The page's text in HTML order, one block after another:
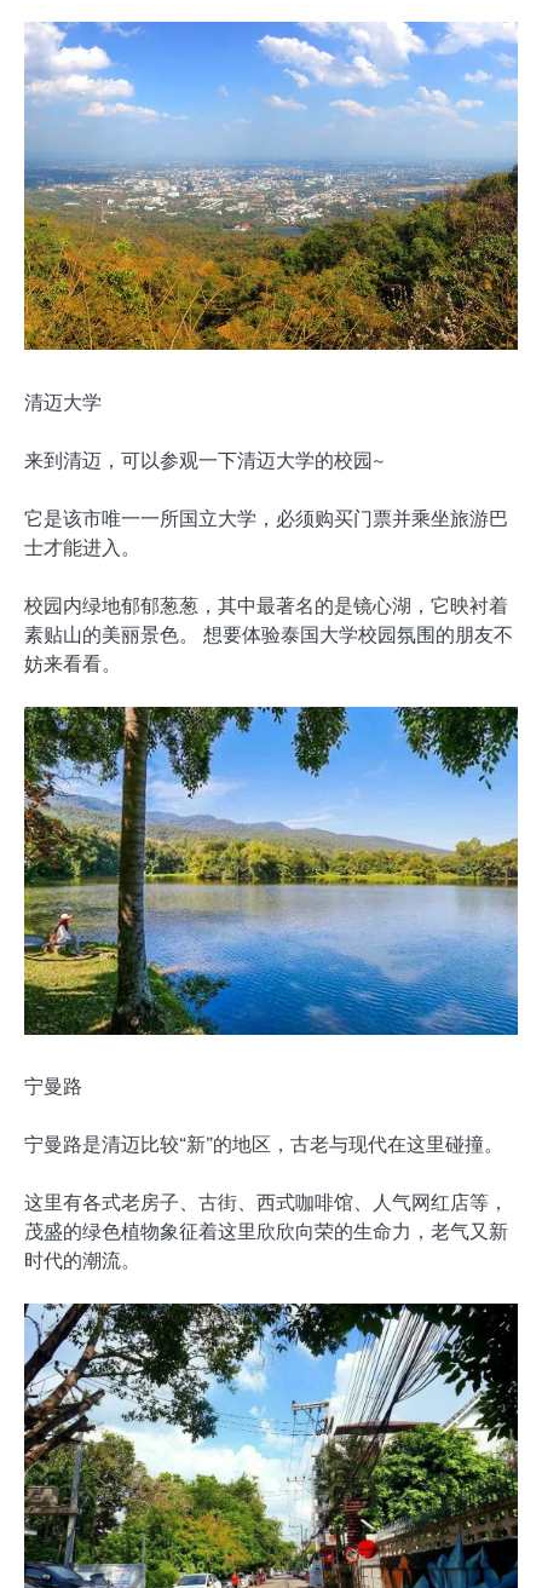
清迈大学
来到清迈，可以参观一下清迈大学的校园~
它是该市唯一一所国立大学，必须购买门票并乘坐旅游巴
士才能进入。
校园内绿地郁郁葱葱，其中最著名的是镜心湖，它映衬着
素贴山的美丽景色。 想要体验泰国大学校园氛围的朋友不
妨来看看。
宁曼路
宁曼路是清迈比较“新”的地区，古老与现代在这里碰撞。
这里有各式老房子、古街、西式咖啡馆、人气网红店等，
茂盛的绿色植物象征着这里欣欣向荣的生命力，老气又新
时代的潮流。